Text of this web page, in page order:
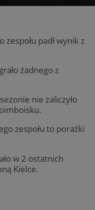
padł wynik z
żadnego z
nie zaliczyło
zespołu to porażki
w 2 ostatnich
Kielce.